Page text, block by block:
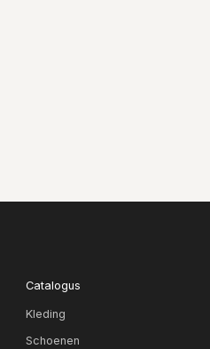
Catalogus
Kleding
Schoenen